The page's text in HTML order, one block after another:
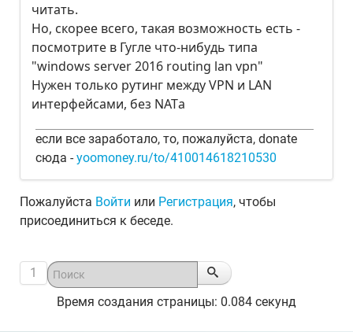
читать.
Но, скорее всего, такая возможность есть -
посмотрите в Гугле что-нибудь типа
"windows server 2016 routing lan vpn"
Нужен только рутинг между VPN и LAN
интерфейсами, без NATа
если все заработало, то, пожалуйста, donate
сюда -yoomoney.ru/to/410014618210530
Пожалуйста Войти или Регистрация, чтобы
присоединиться к беседе.
1
Время создания страницы: 0.084 секунд